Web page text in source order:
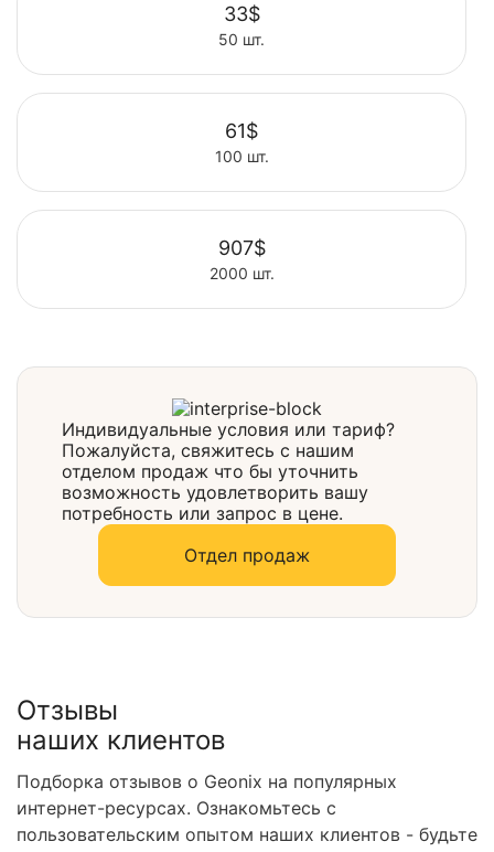
Выбрать
33$
50 шт.
Выбрать
61$
100 шт.
Выбрать
907$
2000 шт.
Индивидуальные условия или тариф?
Пожалуйста, свяжитесь с нашим
отделом продаж что бы уточнить
возможность удовлетворить вашу
потребность или запрос в цене.
Отдел продаж
Отзывы
наших клиентов
Подборка отзывов о Geonix на популярных
интернет-ресурсах. Ознакомьтесь с
пользовательским опытом наших клиентов - будьте